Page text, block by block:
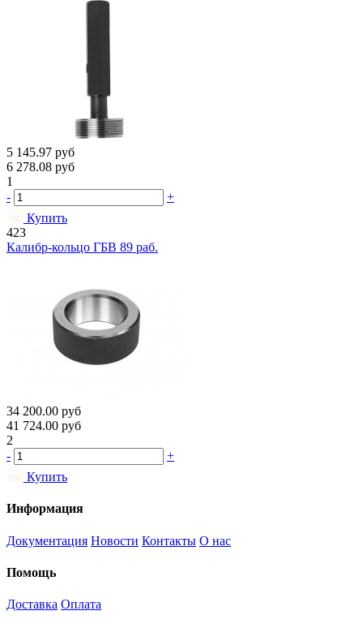
5 145.97 руб
6 278.08 руб
1
-
+
Купить
423
Калибр-кольцо ГБВ 89 раб.
34 200.00 руб
41 724.00 руб
2
-
+
Купить
Информация
Документация Новости Контакты О нас
Помощь
Доставка Оплата